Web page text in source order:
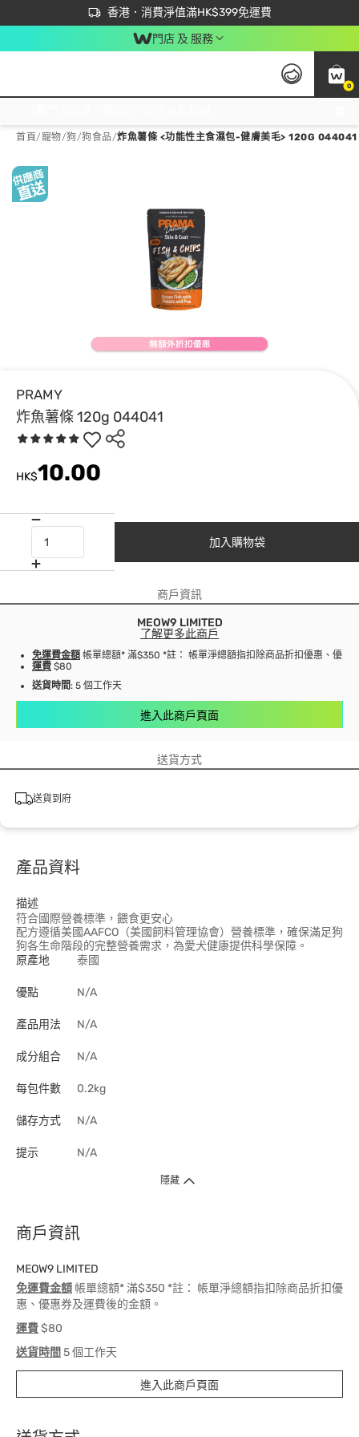
香港．消費淨值滿HK$399免運費
立即成為易賞錢會員盡享獨家優惠
首次APP下單買滿$450 輸入 NEWAPP 即減$50
門店 及 服務
0
首頁/寵物/狗/狗食品/炸魚薯條 <功能性主食濕包-健膚美毛> 120G 044041
PRAMY
炸魚薯條 120g 044041
HK$10.00
加入購物袋
商戶資訊
MEOW9 LIMITED
了解更多此商戶
免運費金額 帳單總額* 滿$350 *註： 帳單淨總額指扣除商品折扣優惠、優惠
運費 $80
送貨時間: 5 個工作天
進入此商戶頁面
送貨方式
送貨到府
產品資料
描述
符合國際營養標準，餵食更安心
配方遵循美國AAFCO（美國飼料管理協會）營養標準，確保滿足狗
狗各生命階段的完整營養需求，為愛犬健康提供科學保障。
原產地
泰國
優點 N/A
產品用法 N/A
成分組合 N/A
每包件數 0.2kg
儲存方式 N/A
提示 N/A
隱藏
商戶資訊
MEOW9 LIMITED
免運費金額 帳單總額* 滿$350 *註： 帳單淨總額指扣除商品折扣優
惠、優惠券及運費後的金額。
運費$80
送貨時間 5 個工作天
進入此商戶頁面